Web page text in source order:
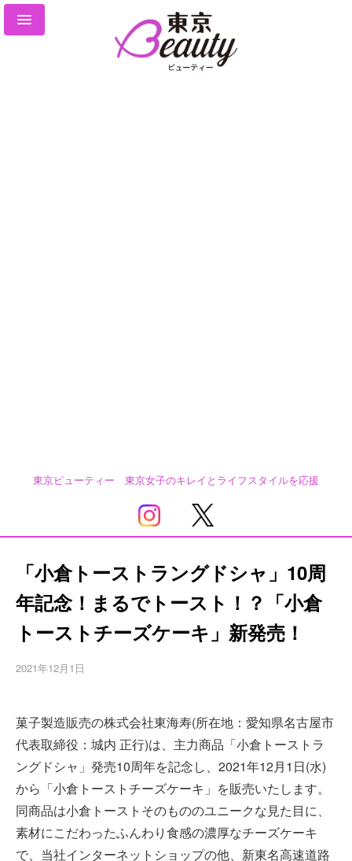
東京ビューティー 東京女子のキレイとライフスタイルを応援
「小倉トーストラングドシャ」10周
年記念！まるでトースト！？「小倉
トーストチーズケーキ」新発売！
2021年12月1日
菓子製造販売の株式会社東海寿(所在地：愛知県名古屋市
代表取締役：城内 正行)は、主力商品「小倉トーストラ
ングドシャ」発売10周年を記念し、2021年12月1日(水)
から「小倉トーストチーズケーキ」を販売いたします。
同商品は小倉トーストそのもののユニークな見た目に、
素材にこだわったふんわり食感の濃厚なチーズケーキ
で、当社インターネットショップの他、新東名高速道路